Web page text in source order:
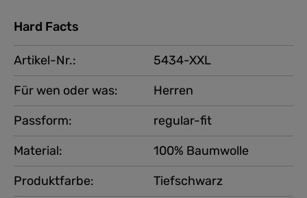
Hard Facts
Artikel-Nr.:
5434-XXL
Für wen oder was:
Herren
Produktfarbe:
Tiefschwarz
Passform:
regular-fit
Material:
100% Baumwolle